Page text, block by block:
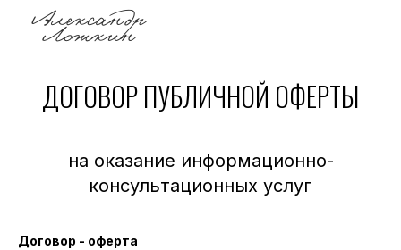
Александр
Ложкин
ДОГОВОР ПУБЛИЧНОЙ ОФЕРТЫ
на оказание информационно-
консультационных услуг
Договор - оферта